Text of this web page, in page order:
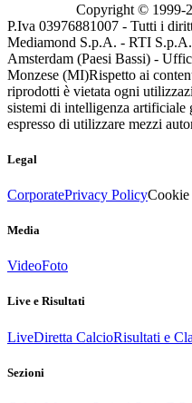
Copyright © 1999-
P.Iva 03976881007 - Tutti i
Mediamond S.p.A. - RTI
Amsterdam (Paesi Bassi) -
Monzese (MI)Rispetto ai
riprodotti è vietata ogni
sistemi di intelligenza artificiale
espresso di utilizzare mezzi
Legal
CorporatePrivacy Policy
Media
VideoFoto
Live e Risultati
LiveDiretta CalcioRisultati e
Sezioni